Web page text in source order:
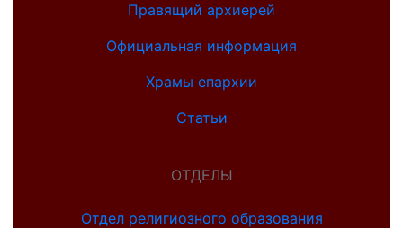
Правящий архиерей
Официальная информация
Храмы епархии
Статьи
ОТДЕЛЫ
Отдел религиозного образования